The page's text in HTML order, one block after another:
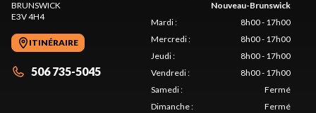
BRUNSWICK
E3V 4H4
ITINÉRAIRE
506 735-5045
Nouveau-Brunswick
Mardi:
8h00 - 17h00
Mercredi:
8h00 - 17h00
Jeudi:
8h00 - 17h00
Vendredi:
8h00 - 17h00
Samedi:
Fermé
Dimanche: Fermé